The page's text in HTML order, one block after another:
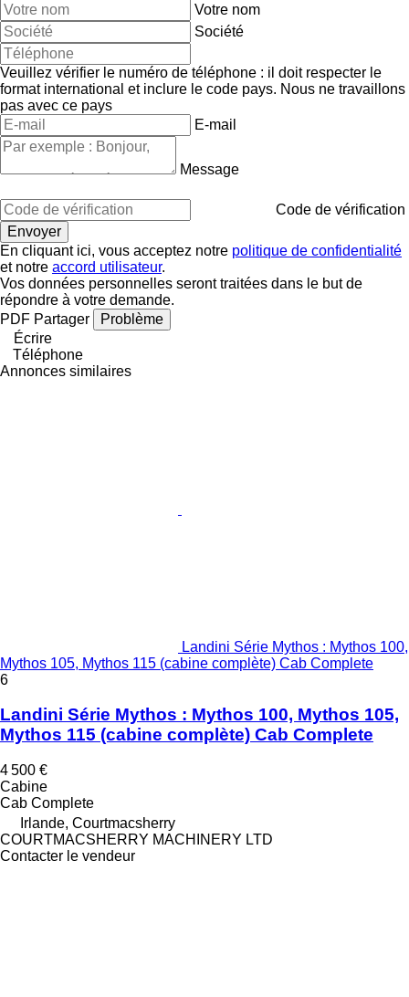
Votre nom
Société
Veuillez vérifier le numéro de téléphone : il doit respecter le
format international et inclure le code pays. Nous ne travaillons
pas avec ce pays
E-mail
Message
Code de vérification
En cliquant ici, vous acceptez notre politique de confidentialité
et notre accord utilisateur.
Vos données personnelles seront traitées dans le but de
répondre à votre demande.
PDF Partager
Problème
Écrire
Téléphone
Annonces similaires
Landini Série Mythos : Mythos 100,
Mythos 105, Mythos 115 (cabine complète) Cab Complete
6
Landini Série Mythos : Mythos 100, Mythos 105,
Mythos 115 (cabine complète) Cab Complete
4 500 €
Cabine
Cab Complete
Irlande, Courtmacsherry
COURTMACSHERRY MACHINERY LTD
Contacter le vendeur